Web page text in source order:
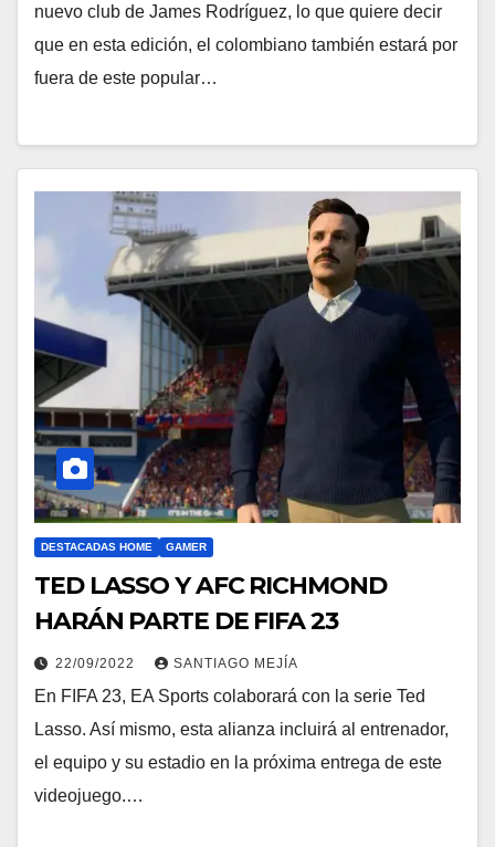
nuevo club de James Rodríguez, lo que quiere decir
que en esta edición, el colombiano también estará por
fuera de este popular…
DESTACADAS HOME GAMER
TED LASSO Y AFC RICHMOND
HARÁN PARTE DE FIFA 23
22/09/2022 SANTIAGO MEJÍA
En FIFA 23, EA Sports colaborará con la serie Ted
Lasso. Así mismo, esta alianza incluirá al entrenador,
el equipo y su estadio en la próxima entrega de este
videojuego.…